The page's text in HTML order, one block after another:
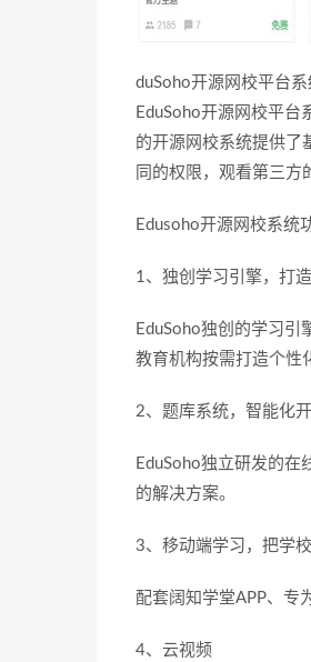
duSoho开源网校平台系
EduSoho开源网校平
的开源网校系统提供了
同的权限，观看第三方
Edusoho开源网校系统
1、独创学习引擎，打
EduSoho独创的学习
教育机构按需打造个性
2、题库系统，智能化
EduSoho独立研发的
的解决方案。
3、移动端学习，把学
配套阔知学堂APP、专
4、云视频